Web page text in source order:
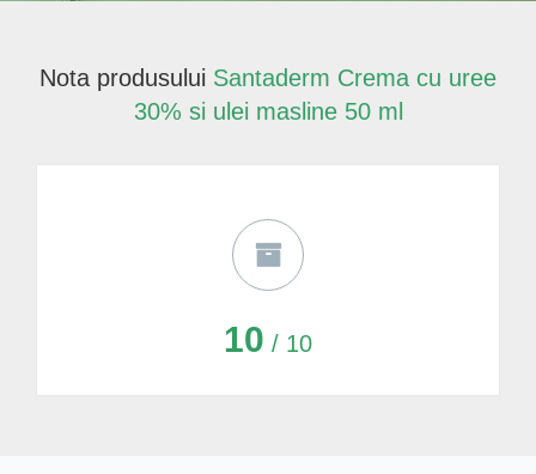
Nota produsului Santaderm Crema cu uree
30% si ulei masline 50 ml
10 / 10